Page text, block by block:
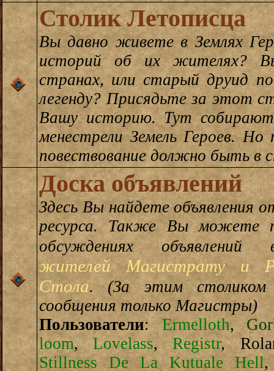
Столик Летописца
Вы давно живете в Землях
историй об их жителях?
странах, или старый друид
легенду? Присядьте за этот
Вашу историю. Тут
менестрели Земель Героев.
повествование должно быть в
Доска объявлений
Здесь Вы найдете объявления
ресурса. Также Вы можете
обсуждениях
жителей Магистрату и
Стола. (За этим столиком
сообщения только Магистры)
Пользователи:Ermelloth,
loom,Lovelass,Registr,
Stillness De La Kutuale Hell